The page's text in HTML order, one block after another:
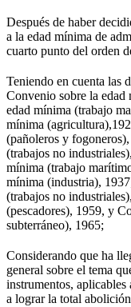
Después de haber
a la edad mínima de
cuarto punto del orden
Teniendo en cuenta las
Convenio sobre la
edad mínima (trabajo
mínima
(pañoleros y
(trabajos no
mínima (trabajo
mínima (industria),
(trabajos no
(pescadores), 1959, y
subterráneo), 1965;
Considerando que ha
general sobre el tema
instrumentos,
a lograr la total